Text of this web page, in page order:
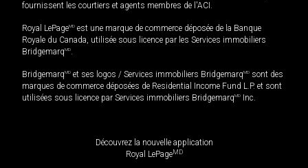
fournissent les courtiers et agents membres de l'ACI.
Royal LePageMD est une marque de commerce déposée de la Banque
Royale du Canada, utilisée sous licence par les Services immobiliers
BridgemarqMD.
BridgemarqMD et ses logos / Services immobiliers BridgemarqMD sont des
marques de commerce déposées de Residential Income Fund L.P. et sont
utilisées sous licence par Services immobiliers BridgemarqMD Inc.
Découvrez la nouvelle application
Royal LePageMD